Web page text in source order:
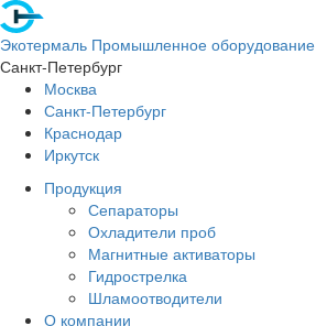
Экотермаль Промышленное оборудование
Санкт-Петербург
Москва
Санкт-Петербург
Краснодар
Иркутск
Продукция
Сепараторы
Охладители проб
Магнитные активаторы
Гидрострелка
Шламоотводители
О компании